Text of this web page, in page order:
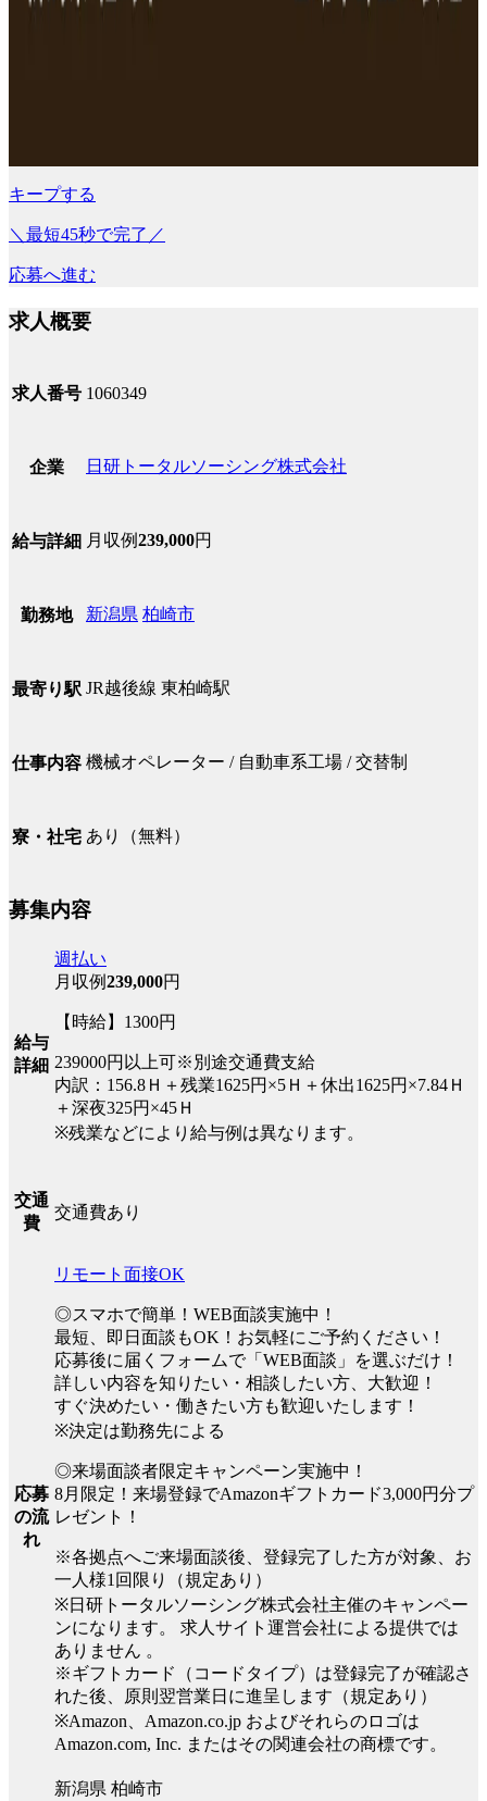
キープする
＼最短45秒で完了／
応募へ進む
求人概要
求人番号 1060349
企業 日研トータルソーシング株式会社
給与詳細 月収例239,000円
勤務地 新潟県 柏崎市
最寄り駅 JR越後線 東柏崎駅
仕事内容 機械オペレーター / 自動車系工場 / 交替制
寮・社宅 あり（無料）
募集内容
給与
詳細
週払い
月収例239,000円
【時給】1300円
239000円以上可※別途交通費支給
内訳：156.8Ｈ＋残業1625円×5Ｈ＋休出1625円×7.84Ｈ
＋深夜325円×45Ｈ
※残業などにより給与例は異なります。
交通
費
交通費あり
応募
の流
れ
リモート面接OK
◎スマホで簡単！WEB面談実施中！
最短、即日面談もOK！お気軽にご予約ください！
応募後に届くフォームで「WEB面談」を選ぶだけ！
詳しい内容を知りたい・相談したい方、大歓迎！
すぐ決めたい・働きたい方も歓迎いたします！
※決定は勤務先による
◎来場面談者限定キャンペーン実施中！
8月限定！来場登録でAmazonギフトカード3,000円分プ
レゼント！
※各拠点へご来場面談後、登録完了した方が対象、お
一人様1回限り（規定あり）
※日研トータルソーシング株式会社主催のキャンペー
ンになります。 求人サイト運営会社による提供では
ありません 。
※ギフトカード（コードタイプ）は登録完了が確認さ
れた後、原則翌営業日に進呈します（規定あり）
※Amazon、Amazon.co.jp およびそれらのロゴは
Amazon.com, Inc. またはその関連会社の商標です。
新潟県 柏崎市